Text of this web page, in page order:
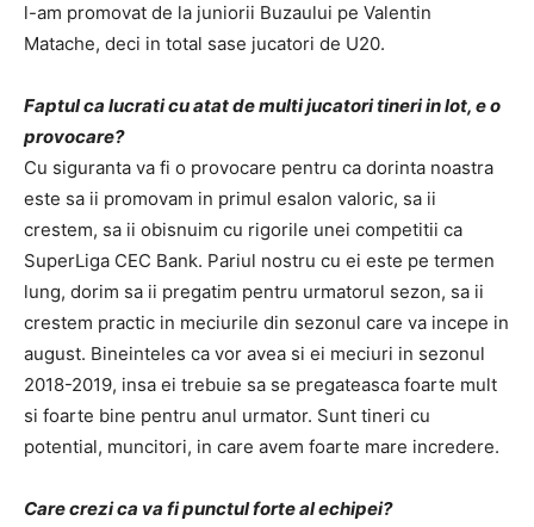
l-am promovat de la juniorii Buzaului pe Valentin
Matache, deci in total sase jucatori de U20.
Faptul ca lucrati cu atat de multi jucatori tineri in lot, e o
provocare?
Cu siguranta va fi o provocare pentru ca dorinta noastra
este sa ii promovam in primul esalon valoric, sa ii
crestem, sa ii obisnuim cu rigorile unei competitii ca
SuperLiga CEC Bank. Pariul nostru cu ei este pe termen
lung, dorim sa ii pregatim pentru urmatorul sezon, sa ii
crestem practic in meciurile din sezonul care va incepe in
august. Bineinteles ca vor avea si ei meciuri in sezonul
2018-2019, insa ei trebuie sa se pregateasca foarte mult
si foarte bine pentru anul urmator. Sunt tineri cu
potential, muncitori, in care avem foarte mare incredere.
Care crezi ca va fi punctul forte al echipei?